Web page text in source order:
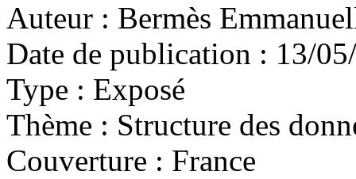
Auteur : Bermès
Date de publication : 13/
Type : Exposé
Thème : Structure des
Couverture : France